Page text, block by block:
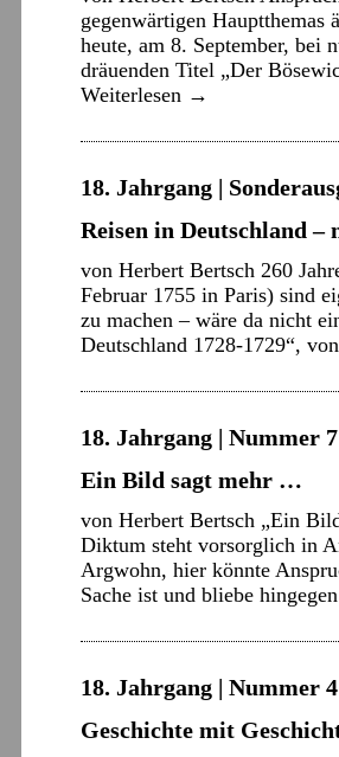
gegenwärtigen Hauptthemas
heute, am 8. September, bei
dräuenden Titel „Der
Weiterlesen →
18. Jahrgang |
Reisen in Deutschland –
von Herbert Bertsch 260
Februar 1755 in Paris) sind
zu machen – wäre da nicht
Deutschland 1728-1729“,
18. Jahrgang | Nummer
Ein Bild sagt mehr …
von Herbert Bertsch „Ein
Diktum steht vorsorglich in
Argwohn, hier könnte
Sache ist und bliebe
18. Jahrgang | Nummer
Geschichte mit